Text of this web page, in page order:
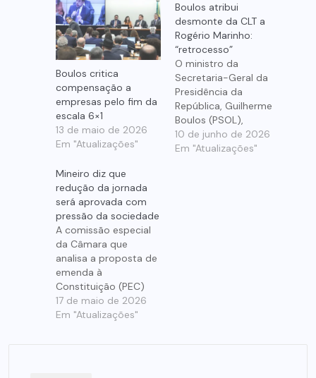
Boulos critica
compensação a
empresas pelo fim da
escala 6×1
13 de maio de 2026
Em "Atualizações"
Boulos atribui
desmonte da CLT a
Rogério Marinho:
“retrocesso”
O ministro da
Secretaria-Geral da
Presidência da
República, Guilherme
Boulos (PSOL),
atribuiu ao senador
potiguar Rogério
10 de junho de 2026
Em "Atualizações"
Mineiro diz que
redução da jornada
será aprovada com
pressão da sociedade
A comissão especial
da Câmara que
analisa a proposta de
emenda à
Constituição (PEC)
que prevê o fim da
escala 6×1, que tem o
Fernando Mineiro (PT-
17 de maio de 2026
Em "Atualizações"